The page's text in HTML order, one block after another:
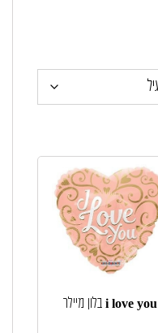
בלון מיילר i love you